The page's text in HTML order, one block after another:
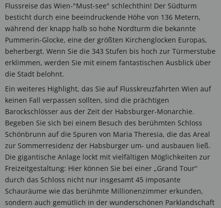
Flussreise das Wien-"Must-see" schlechthin! Der Südturm
besticht durch eine beeindruckende Höhe von 136 Metern,
während der knapp halb so hohe Nordturm die bekannte
Pummerin-Glocke, eine der größten Kirchenglocken Europas,
beherbergt. Wenn Sie die 343 Stufen bis hoch zur Türmerstube
erklimmen, werden Sie mit einem fantastischen Ausblick über
die Stadt belohnt.
Ein weiteres Highlight, das Sie auf Flusskreuzfahrten Wien auf
keinen Fall verpassen sollten, sind die prächtigen
Barockschlösser aus der Zeit der Habsburger-Monarchie.
Begeben Sie sich bei einem Besuch des berühmten Schloss
Schönbrunn auf die Spuren von Maria Theresia, die das Areal
zur Sommerresidenz der Habsburger um- und ausbauen ließ.
Die gigantische Anlage lockt mit vielfältigen Möglichkeiten zur
Freizeitgestaltung: Hier können Sie bei einer „Grand Tour“
durch das Schloss nicht nur insgesamt 45 imposante
Schauräume wie das berühmte Millionenzimmer erkunden,
sondern auch gemütlich in der wunderschönen Parklandschaft